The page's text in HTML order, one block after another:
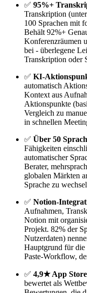
✅ 95%+
Transkription
100 Sprachen mit
Behält 92%+
Konferenzräumen
bei - überlegene
Transkription oder
✅ KI-
automatisch
Kontext aus
Aktionspunkte
Vergleich zu
in schnellen
✅ Über 50
Fähigkeiten
automatischer
Berater,
globalen Märkten
Sprache zu
✅ Notion-
Aufnahmen,
Notion mit
Projekt. 82% der
Nutzerdaten)
Hauptgrund für
Paste-Workflow,
✅ 4,9★ App
bewertet als